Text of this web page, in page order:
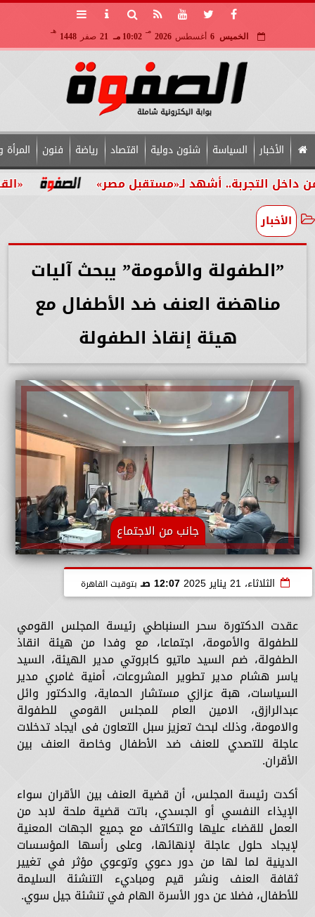
الخميس 6 أغسطس 2026
مـ
10:02 مـ 21 صفر 1448
هـ
الأخبار السياسة شئون دولية اقتصاد رياضة فنون
«القومي أشهد لـ«مستقبل مصر»
الأخبار
”الطفولة والأمومة” يبحث آليات
مناهضة العنف ضد الأطفال مع
هيئة إنقاذ الطفولة
جانب من الاجتماع
الثلاثاء، 21 يناير 2025 12:07 صـ بتوقيت القاهرة
عقدت الدكتورة سحر السنباطي رئيسة المجلس القومي
للطفولة والأمومة، اجتماعا، مع وفدا من هيئة انقاذ
الطفولة، ضم السيد ماتيو كابروتي مدير الهيئة، السيد
ياسر هشام مدير تطوير المشروعات، أمنية غامري مدير
السياسات، هبة عزازي مستشار الحماية، والدكتور وائل
عبدالرازق، الامين العام للمجلس القومي للطفولة
والامومة، وذلك لبحث تعزيز سبل التعاون فى ايجاد تدخلات
عاجلة للتصدي للعنف ضد الأطفال وخاصة العنف بين
الأقران.
أكدت رئيسة المجلس، أن قضية العنف بين الأقران سواء
الإيذاء النفسي أو الجسدي، باتت قضية ملحة لابد من
العمل للقضاء عليها والتكاتف مع جميع الجهات المعنية
لإيجاد حلول عاجلة لإنهائها، وعلى رأسها المؤسسات
الدينية لما لها من دور دعوي وتوعوي مؤثر في تغيير
ثقافة العنف ونشر قيم ومباديء التنشئة السليمة
للأطفال، فضلا عن دور الأسرة الهام في تنشئة جيل سوي.